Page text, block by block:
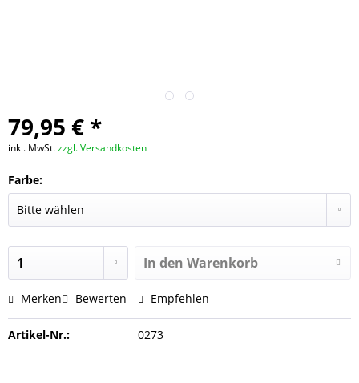
79,95 € *
inkl. MwSt.zzgl. Versandkosten
Farbe:
In den Warenkorb
Merken Bewerten Empfehlen
Artikel-Nr.: 0273